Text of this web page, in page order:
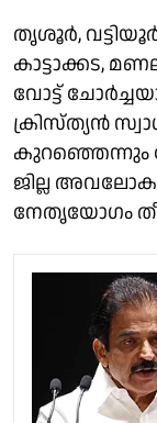
തൃശൂർ,
കാട്ടാക്കട,
വോട്ട്
ക്രിസ്ത്യൻ
കുറഞ്ഞെന്നും
ജില്ല
നേതൃയോഗം